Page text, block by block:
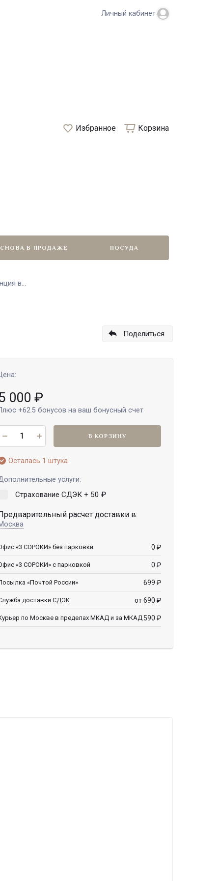
Личный кабинет
Избранное Корзина
СНОВА В ПРОДАЖЕ ПОСУДА
в...
Поделиться
000 ₽
+62.5 бонусов на ваш бонусный счет
В КОРЗИНУ
Осталась 1 штука
услуги:
Страхование СДЭК + 50 ₽
расчет доставки в:
«3 СОРОКИ» без парковки 0 ₽
«3 СОРОКИ» с парковкой 0 ₽
«Почтой России» 699 ₽
доставки СДЭК от 690 ₽
по Москве в пределах МКАД и за МКАД 590 ₽